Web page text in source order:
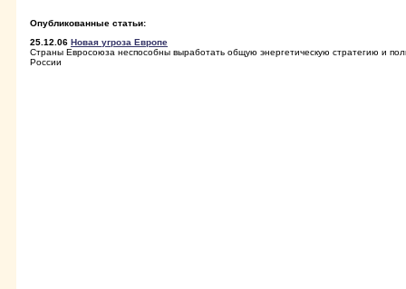
Опубликованные статьи:
25.12.06 Новая угроза Европе
Страны Евросоюза неспособны выработать общую энергетическую стратегию и
России